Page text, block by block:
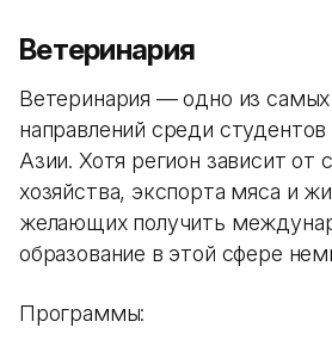
Ветеринария
Ветеринария — одно из
направлений среди
Азии. Хотя регион зависит от
хозяйства, экспорта мяса и
желающих получить
образование в этой сфере
Программы: